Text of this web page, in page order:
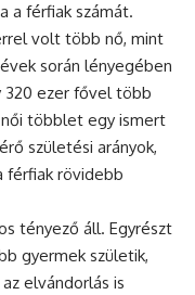
a férfiak számát.
volt több nő, mint
során lényegében
320 ezer fővel több
többlet egy ismert
születési arányok,
férfiak rövidebb
tényező áll. Egyrészt
gyermek születik,
elvándorlás is